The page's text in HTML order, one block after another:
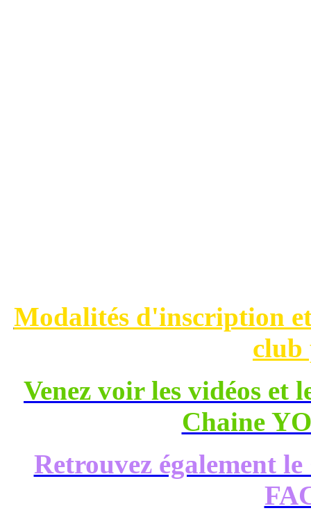
Modalités d'inscription
club
Venez voir les vidéos et
Chaine
Retrouvez également